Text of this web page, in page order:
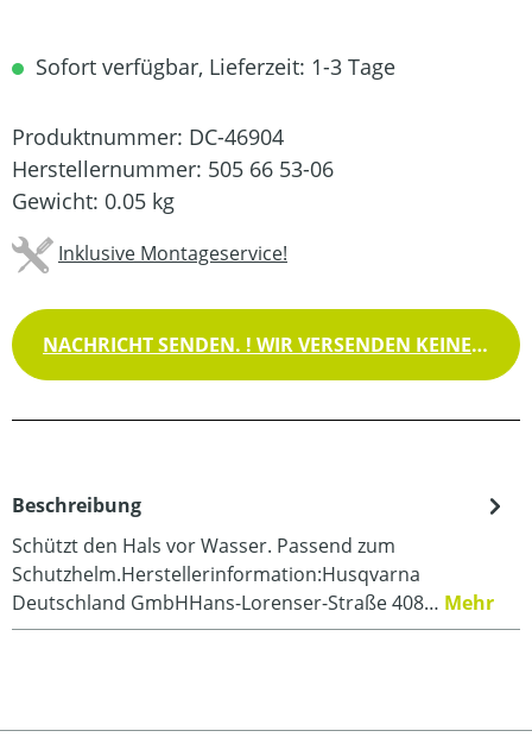
Sofort verfügbar, Lieferzeit: 1-3 Tage
Produktnummer: DC-46904
Herstellernummer: 505 66 53-06
Gewicht: 0.05 kg
Inklusive Montageservice!
NACHRICHT SENDEN. ! WIR VERSENDEN KEINE WAREN !
Beschreibung
Schützt den Hals vor Wasser. Passend zum
Schutzhelm.Herstellerinformation:Husqvarna
Deutschland GmbHHans-Lorenser-Straße 408… Mehr